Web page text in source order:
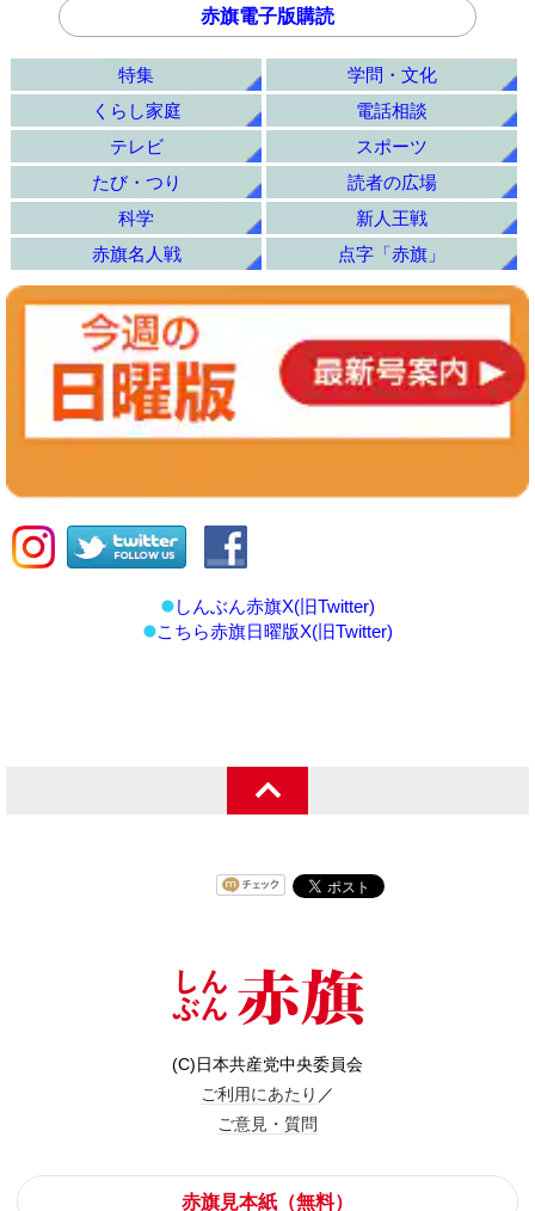
赤旗電子版購読
特集
学問・文化
くらし家庭
電話相談
テレビ
スポーツ
たび・つり
読者の広場
科学
新人王戦
赤旗名人戦
点字「赤旗」
しんぶん赤旗X(旧Twitter)
こちら赤旗日曜版X(旧Twitter)
(C)日本共産党中央委員会
ご利用にあたり ／
ご意見・質問
赤旗見本紙（無料）